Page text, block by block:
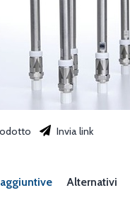
Invia link
Alternativi